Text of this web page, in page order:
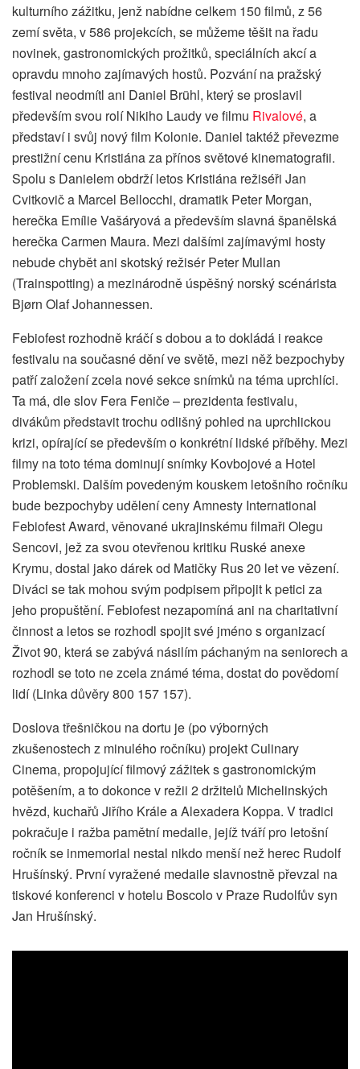
kulturního zážitku, jenž nabídne celkem 150 filmů, z 56
zemí světa, v 586 projekcích, se můžeme těšit na řadu
novinek, gastronomických prožitků, speciálních akcí a
opravdu mnoho zajímavých hostů. Pozvání na pražský
festival neodmítl ani Daniel Brühl, který se proslavil
především svou rolí Nikiho Laudy ve filmu Rivalové, a
představí i svůj nový film Kolonie. Daniel taktéž převezme
prestižní cenu Kristiána za přínos světové kinematografii.
Spolu s Danielem obdrží letos Kristiána režiséři Jan
Cvitkovič a Marcel Bellocchi, dramatik Peter Morgan,
herečka Emílie Vašáryová a především slavná španělská
herečka Carmen Maura. Mezi dalšími zajímavými hosty
nebude chybět ani skotský režisér Peter Mullan
(Trainspotting) a mezinárodně úspěšný norský scénárista
Bjørn Olaf Johannessen.
Febiofest rozhodně kráčí s dobou a to dokládá i reakce
festivalu na současné dění ve světě, mezi něž bezpochyby
patří založení zcela nové sekce snímků na téma uprchlíci.
Ta má, dle slov Fera Feniče – prezidenta festivalu,
divákům představit trochu odlišný pohled na uprchlickou
krizi, opírající se především o konkrétní lidské příběhy. Mezi
filmy na toto téma dominují snímky Kovbojové a Hotel
Problemski. Dalším povedeným kouskem letošního ročníku
bude bezpochyby udělení ceny Amnesty International
Febiofest Award, věnované ukrajinskému filmaři Olegu
Sencovi, jež za svou otevřenou kritiku Ruské anexe
Krymu, dostal jako dárek od Matičky Rus 20 let ve vězení.
Diváci se tak mohou svým podpisem připojit k petici za
jeho propuštění. Febiofest nezapomíná ani na charitativní
činnost a letos se rozhodl spojit své jméno s organizací
Život 90, která se zabývá násilím páchaným na seniorech a
rozhodl se toto ne zcela známé téma, dostat do povědomí
lidí (Linka důvěry 800 157 157).
Doslova třešničkou na dortu je (po výborných
zkušenostech z minulého ročníku) projekt Culinary
Cinema, propojující filmový zážitek s gastronomickým
potěšením, a to dokonce v režii 2 držitelů Michelinských
hvězd, kuchařů Jiřího Krále a Alexadera Koppa. V tradici
pokračuje i ražba pamětní medaile, jejíž tváří pro letošní
ročník se inmemorial nestal nikdo menší než herec Rudolf
Hrušínský. První vyražené medaile slavnostně převzal na
tiskové konferenci v hotelu Boscolo v Praze Rudolfův syn
Jan Hrušínský.